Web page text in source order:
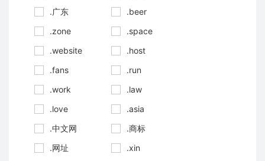
.广东
.beer
.zone
.space
.website
.host
.fans
.run
.work
.law
.love
.asia
.中文网
.商标
.网址
.xin